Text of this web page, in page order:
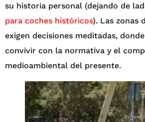
su historia personal (dejando de
para coches históricos). Las zonas
exigen decisiones meditadas,
convivir con la normativa y el
medioambiental del presente.